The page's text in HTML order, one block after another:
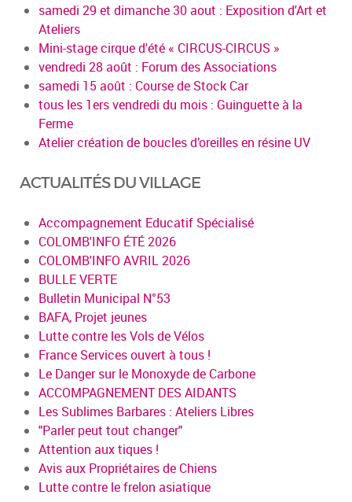
samedi 29 et dimanche 30 aout : Exposition d'Art et
Ateliers
Mini-stage cirque d'été « CIRCUS-CIRCUS »
vendredi 28 août : Forum des Associations
samedi 15 août : Course de Stock Car
tous les 1ers vendredi du mois : Guinguette à la
Ferme
Atelier création de boucles d’oreilles en résine UV
ACTUALITÉS DU VILLAGE
Accompagnement Educatif Spécialisé
COLOMB'INFO ÉTÉ 2026
COLOMB'INFO AVRIL 2026
BULLE VERTE
Bulletin Municipal N°53
BAFA, Projet jeunes
Lutte contre les Vols de Vélos
France Services ouvert à tous !
Le Danger sur le Monoxyde de Carbone
ACCOMPAGNEMENT DES AIDANTS
Les Sublimes Barbares : Ateliers Libres
"Parler peut tout changer"
Attention aux tiques !
Avis aux Propriétaires de Chiens
Lutte contre le frelon asiatique